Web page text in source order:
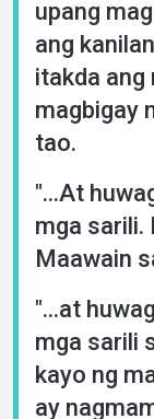
upang
ang
itakda ang
magbigay
tao.
"...At
mga sarili.
Maawain
"...at
mga sarili
kayo ng
ay